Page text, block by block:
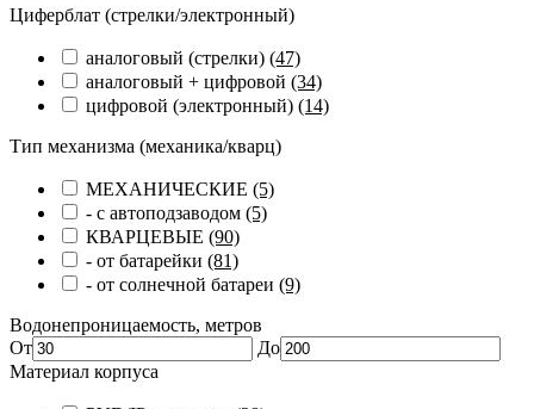
Циферблат (стрелки/электронный)
аналоговый (стрелки) (47)
аналоговый + цифровой (34)
цифровой (электронный) (14)
Тип механизма (механика/кварц)
МЕХАНИЧЕСКИЕ (5)
- с автоподзаводом (5)
КВАРЦЕВЫЕ (90)
- от батарейки (81)
- от солнечной батареи (9)
Водонепроницаемость, метров
От
До
Материал корпуса